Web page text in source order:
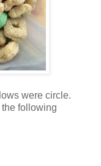
were circle.
following